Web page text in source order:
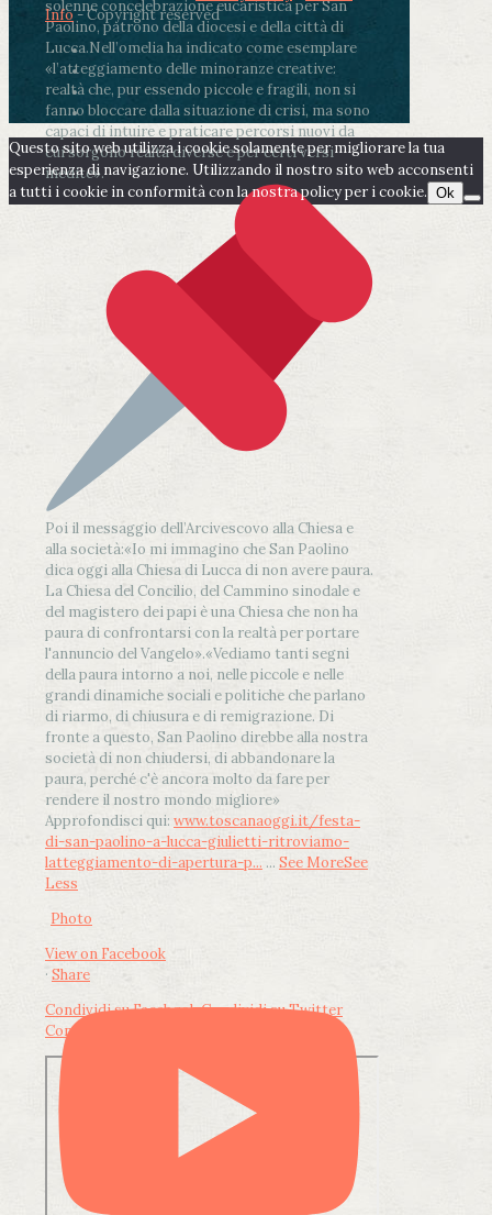
solenne concelebrazione eucaristica per San
Paolino, patrono della diocesi e della città di
Lucca.Nell’omelia ha indicato come esemplare
«l’atteggiamento delle minoranze creative:
realtà che, pur essendo piccole e fragili, non si
fanno bloccare dalla situazione di crisi, ma sono
capaci di intuire e praticare percorsi nuovi da
cui sorgono realtà diverse e per certi versi
inedite».
Poi il messaggio dell’Arcivescovo alla Chiesa e
alla società:«Io mi immagino che San Paolino
dica oggi alla Chiesa di Lucca di non avere paura.
La Chiesa del Concilio, del Cammino sinodale e
del magistero dei papi è una Chiesa che non ha
paura di confrontarsi con la realtà per portare
l'annuncio del Vangelo».«Vediamo tanti segni
della paura intorno a noi, nelle piccole e nelle
grandi dinamiche sociali e politiche che parlano
di riarmo, di chiusura e di remigrazione. Di
fronte a questo, San Paolino direbbe alla nostra
società di non chiudersi, di abbandonare la
paura, perché c'è ancora molto da fare per
rendere il nostro mondo migliore»
Approfondisci qui: www.toscanaoggi.it/festa-
di-san-paolino-a-lucca-giulietti-ritroviamo-
latteggiamento-di-apertura-p... ... See MoreSee
Less
Photo
View on Facebook
· Share
Condividi su FacebookCondividi su Twitter
Condividi su LinkedIn
Info- Copyright reserved
Questo sito web utilizza i cookie solamente per migliorare la tua
esperienza di navigazione. Utilizzando il nostro sito web acconsenti
a tutti i cookie in conformità con la nostra policy per i cookie. Ok